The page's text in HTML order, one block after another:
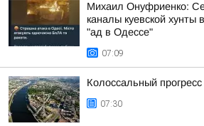
Михаил Онуфриенко:
каналы куевской хунты
"ад в Одессе"
07:09
Колоссальный
07:30